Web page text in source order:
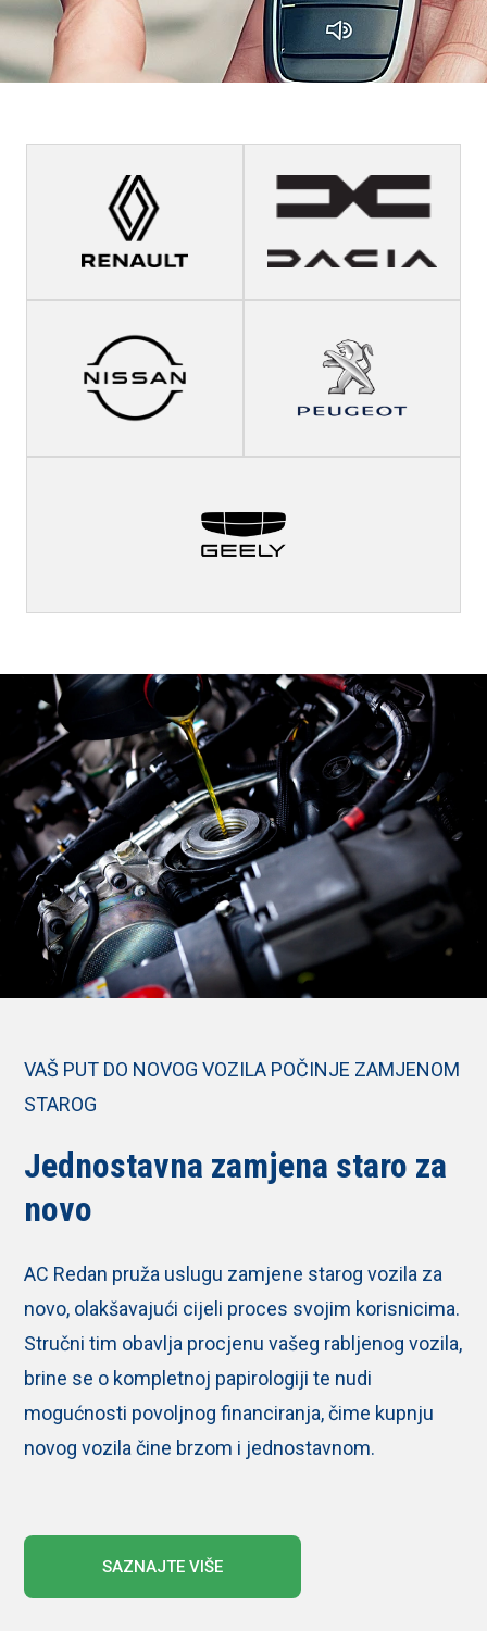
VAŠ PUT DO NOVOG VOZILA POČINJE ZAMJENOM
STAROG
Jednostavna zamjena staro za
novo
AC Redan pruža uslugu zamjene starog vozila za
novo, olakšavajući cijeli proces svojim korisnicima.
Stručni tim obavlja procjenu vašeg rabljenog vozila,
brine se o kompletnoj papirologiji te nudi
mogućnosti povoljnog financiranja, čime kupnju
novog vozila čine brzom i jednostavnom.
SAZNAJTE VIŠE